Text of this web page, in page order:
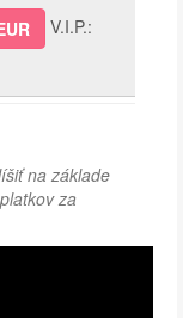
V.I.P.:
na základe
za